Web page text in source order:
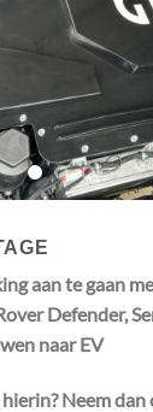
aan te gaan
Defender,
naar EV
Neem